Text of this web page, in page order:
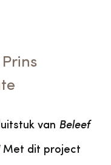
van Beleef
Met dit project